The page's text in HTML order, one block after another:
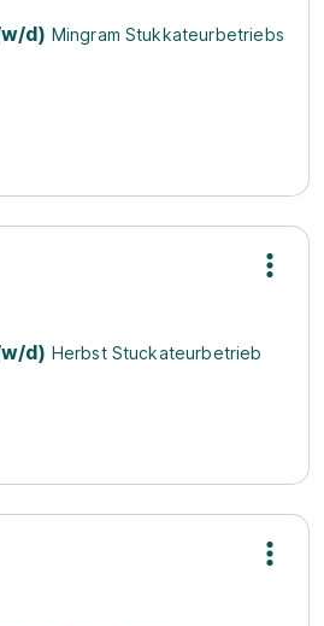
d) Mingram Stukkateurbetriebs
d) Herbst Stuckateurbetrieb